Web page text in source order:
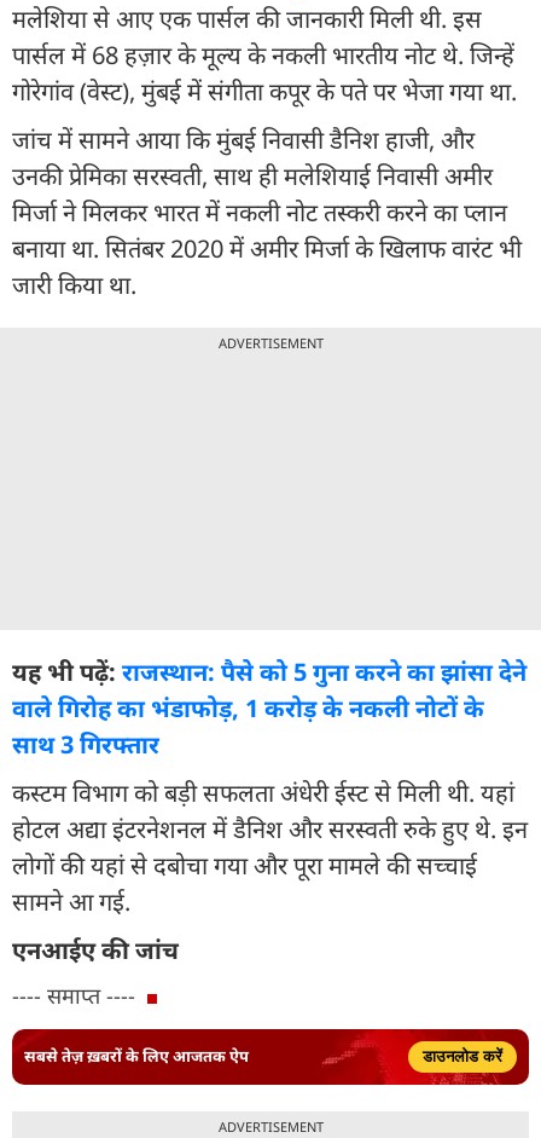
मलेशिया से आए एक पार्सल की जानकारी मिली थी. इस
पार्सल में 68 हज़ार के मूल्य के नकली भारतीय नोट थे. जिन्हें
गोरेगांव (वेस्ट), मुंबई में संगीता कपूर के पते पर भेजा गया था.
जांच में सामने आया कि मुंबई निवासी डैनिश हाजी, और
उनकी प्रेमिका सरस्वती, साथ ही मलेशियाई निवासी अमीर
मिर्जा ने मिलकर भारत में नकली नोट तस्करी करने का प्लान
बनाया था. सितंबर 2020 में अमीर मिर्जा के खिलाफ वारंट भी
जारी किया था.
ADVERTISEMENT
यह भी पढ़ें: राजस्थान: पैसे को 5 गुना करने का झांसा देने
वाले गिरोह का भंडाफोड़, 1 करोड़ के नकली नोटों के
साथ 3 गिरफ्तार
कस्टम विभाग को बड़ी सफलता अंधेरी ईस्ट से मिली थी. यहां
होटल अद्या इंटरनेशनल में डैनिश और सरस्वती रुके हुए थे. इन
लोगों की यहां से दबोचा गया और पूरा मामले की सच्चाई
सामने आ गई.
एनआईए की जांच
---- समाप्त ----
सबसे तेज़ ख़बरों के लिए आजतक ऐप डाउनलोड करें
ADVERTISEMENT